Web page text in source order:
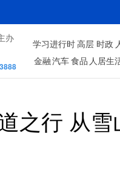
办
学习进行时高层 时政
金融汽车食品 人居生
之行 从